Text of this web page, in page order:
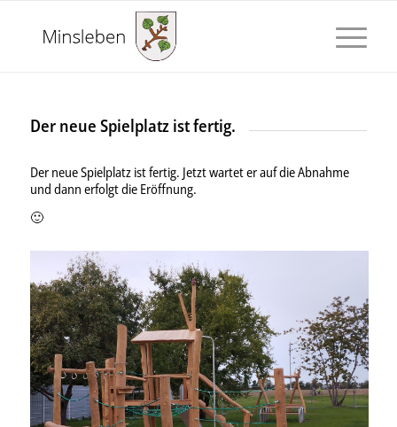
Der neue Spielplatz ist fertig.
Der neue Spielplatz ist fertig. Jetzt wartet er auf die Abnahme
und dann erfolgt die Eröffnung.
🙂